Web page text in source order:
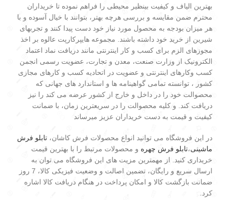
بهترین الیاف و کیفیت بینظیر محیطی را فراهم نموده تا خریداران
محترم ضمن مقایسه و بررسی هرچه بهتر، بتوانند با خیال آسوده و با
هر میزان بودجه به محصول مورد نیاز خود دست پیدا کنند و تجربهای
شیرین از خرید خود داشته باشند. مجموعه هایپرکارپت عالوه بر اخذ
مجوزهای الزم برای کسب و کار اینترنتی مانند دریافت نماد اعتماد
الکترونیک از وزارت صنعت، معدن و تجارت، عضویت رسمی انجمن
کسب وکارهای اینترنتی و عضویت در اتحادیه کسب و کارهای مجازی
کشور ، توانسته تمامی گواهینامه ها و استاندارد های جهانی که
محصوالت خود را در داخل و خارج از کشور عرضه می کند را نیز
دریافت کند. و کلیه محصوالت را در سریعترین زمان، با ضمانت
کیفیت و قیمت به دست خریداران عزیز میرساند
در این فروشگاه می توانید انواع محصولات فرش کاشان، تابلو فرش
ماشینی،تابلو فرش چهره و محصولات مرتبط را با بهترین قیمت
خریداری کنید. از مهمترین مزیت های این فروشگاه می توان به
ارسال سریع و رایگان، تضمین اصالت و وضعیت فیزیکی کالا، 7 روز
ضمانت بازگشت کالا و امکان پرداخت در هنگام دریافت کالا اشاره
کرد.